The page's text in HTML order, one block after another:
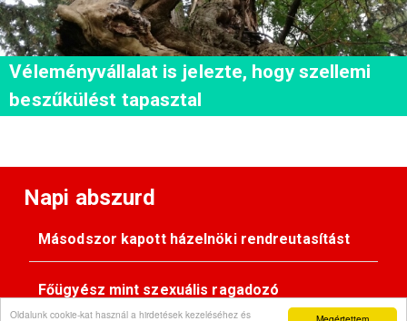
Oldalunk cookie-kat használ a hirdetések kezeléséhez és
Véleményvállalat is jelezte, hogy szellemi
beszűkülést tapasztal
Napi abszurd
Másodszor kapott házelnöki rendreutasítást
Főügyész mint szexuális ragadozó